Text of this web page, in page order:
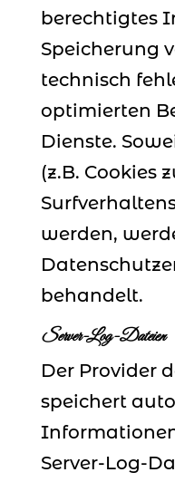
berechtigtes
Speicherung
technisch
optimierten
Dienste.
(z.B. Cookies
werden,
behandelt.
Server-Log-Dateien
Der Provider
speichert
Server-Log-